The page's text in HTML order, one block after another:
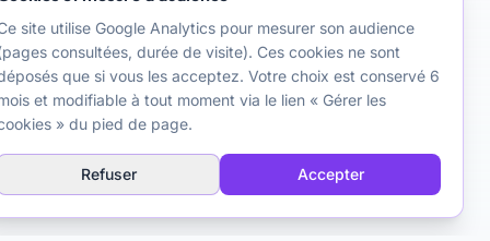
site utilise Google Analytics pour mesurer son audience
consultées, durée de visite). Ces cookies ne sont
que si vous les acceptez. Votre choix est conservé 6
et modifiable à tout moment via le lien « Gérer les
» du pied de page.
Refuser Accepter